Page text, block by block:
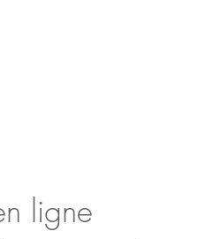
ligne